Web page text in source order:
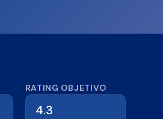
RATING OBJETIVO